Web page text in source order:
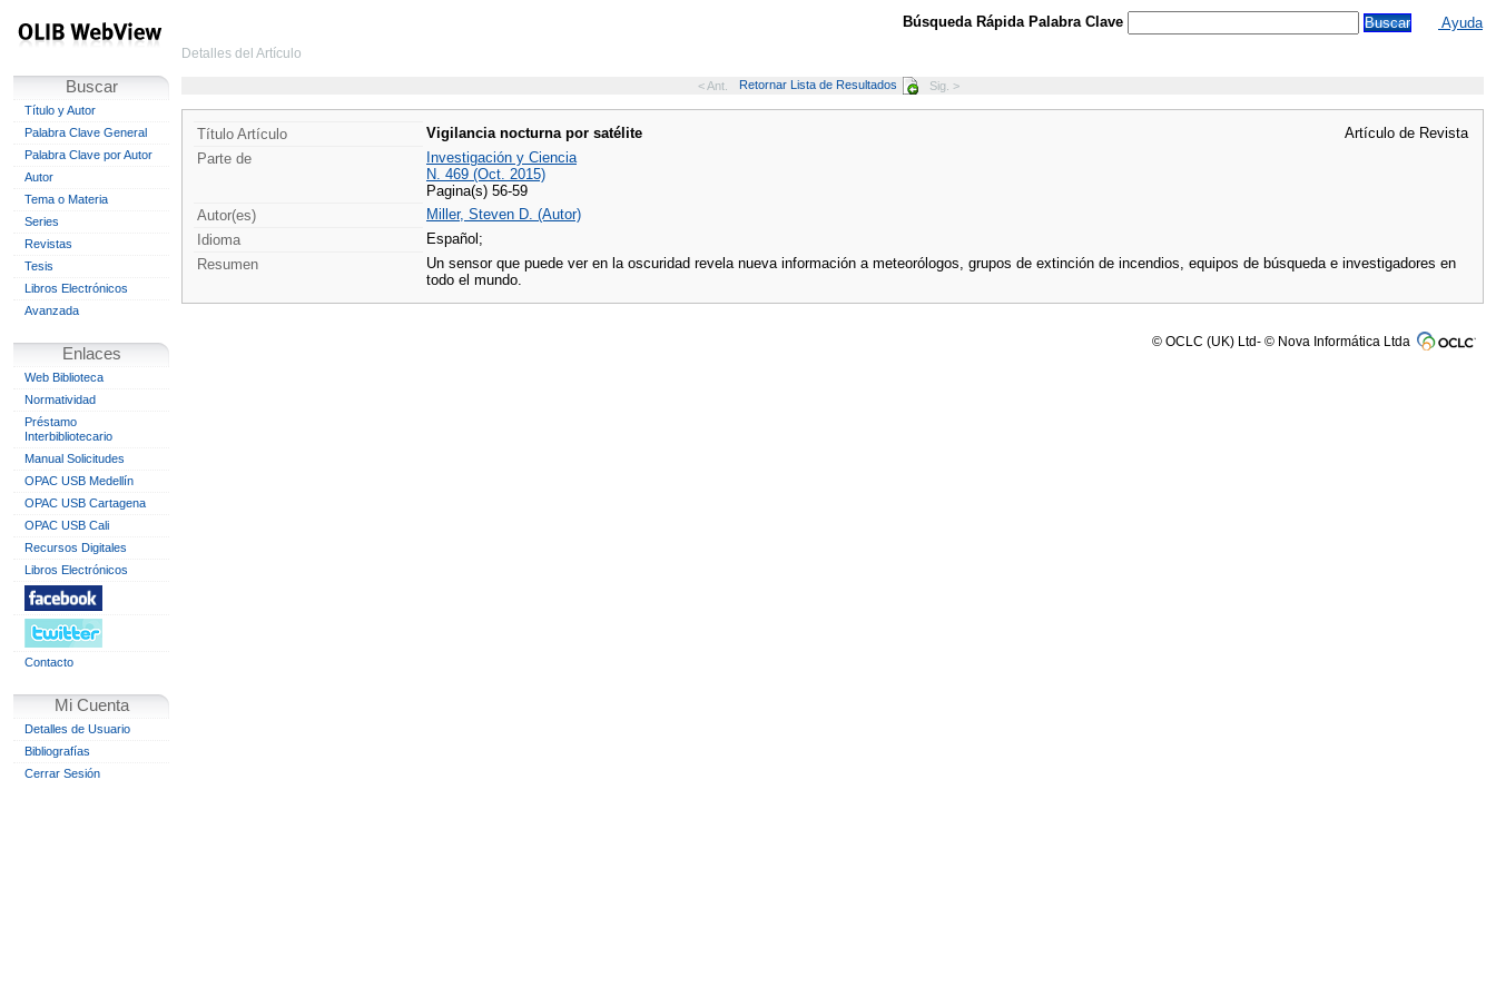
Buscar
Título y Autor
Palabra Clave General
Palabra Clave por Autor
Autor
Tema o Materia
Series
Revistas
Tesis
Libros Electrónicos
Avanzada
Enlaces
Web Biblioteca
Normatividad
Préstamo
Interbibliotecario
Manual Solicitudes
OPAC USB Medellín
OPAC USB Cartagena
OPAC USB Cali
Recursos Digitales
Libros Electrónicos
Contacto
Mi Cuenta
Detalles de Usuario
Bibliografías
Cerrar Sesión
Búsqueda Rápida Palabra Clave Ayuda
Detalles del Artículo
< Ant. Retornar Lista de Resultados Sig. >
Título Artículo Vigilancia nocturna por satélite
Artículo de Revista
Parte de
Investigación y Ciencia
N. 469 (Oct. 2015)
Pagina(s) 56-59
Autor(es)
Miller, Steven D. (Autor)
Idioma
Español;
Resumen
Un sensor que puede ver en la oscuridad revela nueva información a meteorólogos, grupos de extinción de incendios, equipos de búsqueda e investigadores en
todo el mundo.
© OCLC (UK) Ltd- © Nova Informática Ltda